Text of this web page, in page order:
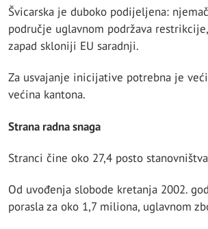
Švicarska je duboko podijeljena:
područje uglavnom podržava
zapad skloniji EU saradnji.
Za usvajanje inicijative potrebna je
većina kantona.
Strana radna snaga
Stranci čine oko 27,4 posto
Od uvođenja slobode kretanja 2002.
porasla za oko 1,7 miliona, uglavnom